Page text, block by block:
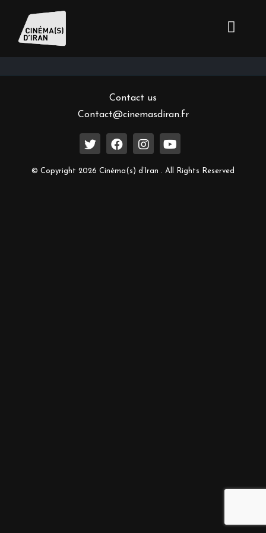
Inscrivez-vous à notre newsletter
Contact us
Contact@cinemasdiran.fr
© Copyright 2026 Cinéma(s) d’Iran . All Rights Reserved